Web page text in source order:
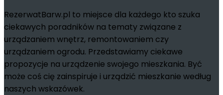
RezerwatBarw.pl to miejsce dla każdego kto szuka
ciekawych poradników na tematy związane z
urządzaniem wnętrz, remontowaniem czy
urządzaniem ogrodu. Przedstawiamy ciekawe
propozycje na urządzenie swojego mieszkania. Być
może coś cię zainspiruje i urządzić mieszkanie według
naszych wskazówek.